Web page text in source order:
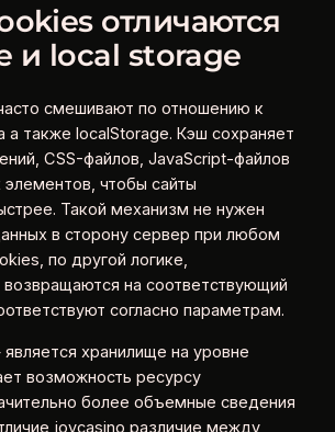
отличаются
и local storage
смешивают по отношению к
а также localStorage. Кэш сохраняет
CSS-файлов, JavaScript-файлов
элементов, чтобы сайты
Такой механизм не нужен
в сторону сервер при любом
по другой логике,
возвращаются на соответствующий
согласно параметрам.
хранилище на уровне
возможность ресурсу
более объемные сведения
joycasino различие между